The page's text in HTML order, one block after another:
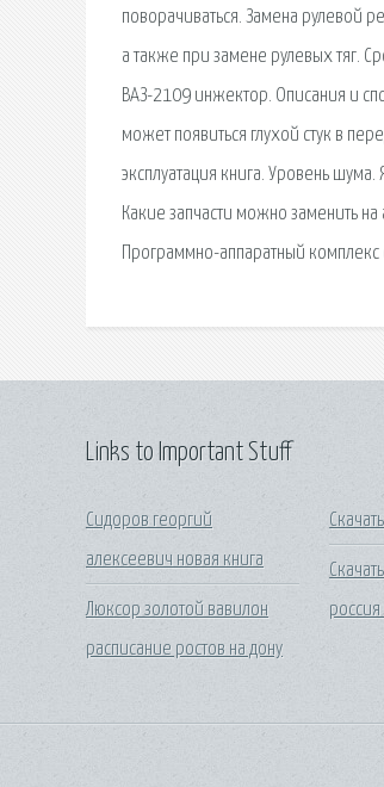
поворачиваться. Замена рулевой
а также при замене рулевых тяг.
ВАЗ-2109 инжектор. Описания и
может появиться глухой стук в
эксплуатация книга. Уровень
Какие запчасти можно заменить
Программно-аппаратный комплекс
Links to Important Stuff
Сидоров георгий
алексеевич новая книга
Люксор золотой вавилон
расписание ростов на дону